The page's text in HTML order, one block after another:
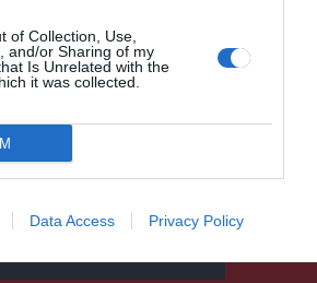
of Collection, Use,
and/or Sharing of my
Is Unrelated with the
it was collected.
Data Access Privacy Policy